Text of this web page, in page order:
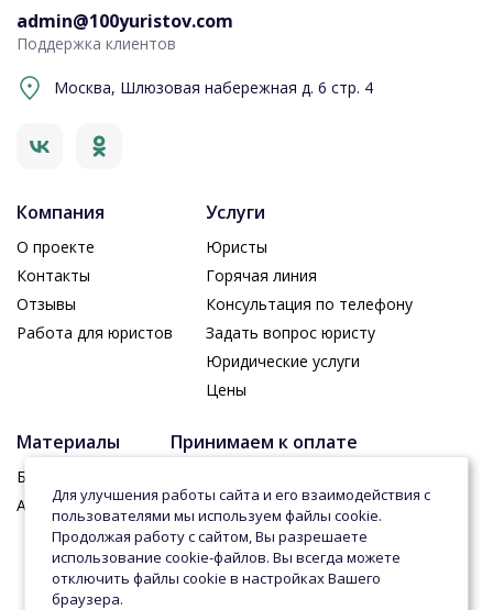
admin@100yuristov.com
Поддержка клиентов
Москва, Шлюзовая набережная д. 6 стр. 4
Компания
О проекте
Контакты
Отзывы
Работа для юристов
Услуги
Юристы
Горячая линия
Консультация по телефону
Задать вопрос юристу
Юридические услуги
Цены
Материалы
Блог проекта
Архив вопросов
Принимаем к оплате
Регистрация на сайте
Пользовательское соглашение
Для улучшения работы сайта и его взаимодействия с
пользователями мы используем файлы cookie.
Продолжая работу с сайтом, Вы разрешаете
использование cookie-файлов. Вы всегда можете
отключить файлы cookie в настройках Вашего
браузера.